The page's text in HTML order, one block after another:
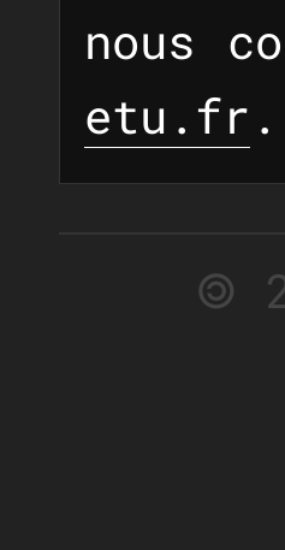
nous
etu.fr .
🄯